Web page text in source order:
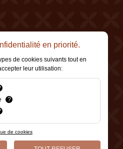
en priorité.
de cookies suivants tout en
leur utilisation:
?
de cookies